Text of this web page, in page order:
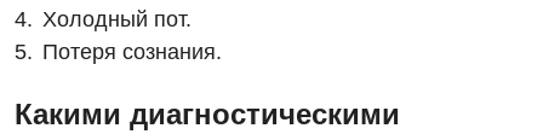
Кардиохирургия
Медицинская психология
Холодный пот.
Потеря сознания.
Какими диагностическими